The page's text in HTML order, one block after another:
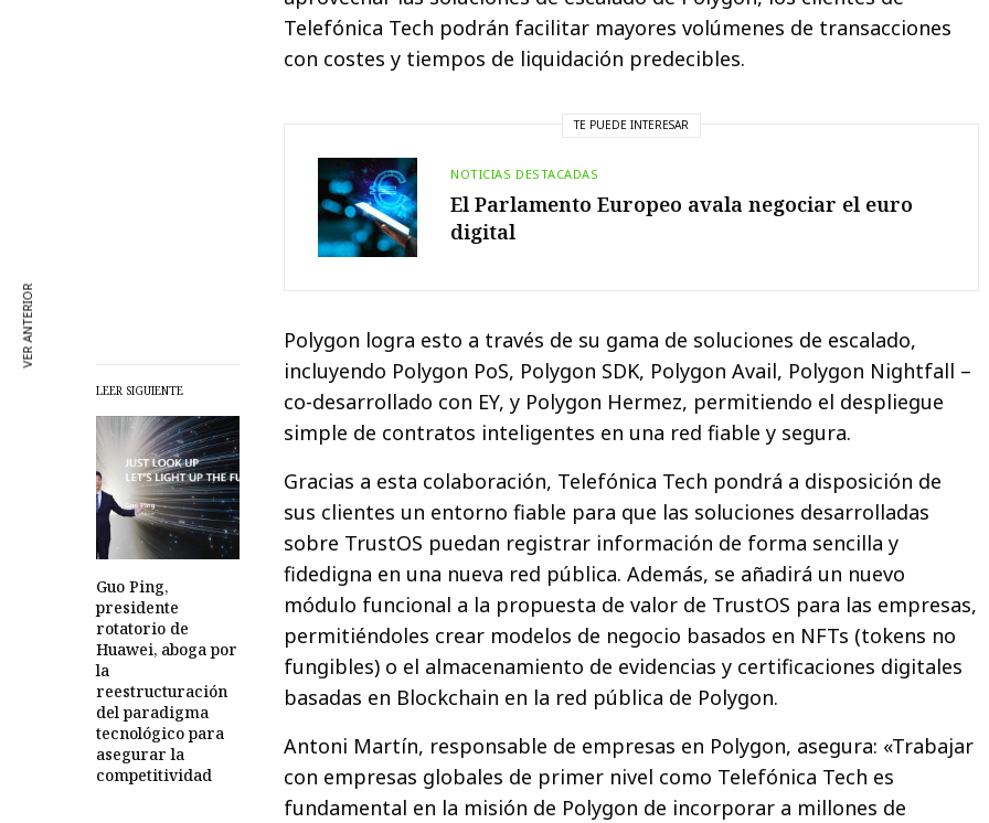
LEER SIGUIENTE
Guo Ping,
presidente
rotatorio de
Huawei, aboga por
la
reestructuración
del paradigma
tecnológico para
asegurar la
competitividad
Telefónica Tech podrán facilitar mayores volúmenes de transacciones
con costes y tiempos de liquidación predecibles.
TE PUEDE INTERESAR
NOTICIAS DESTACADAS
El Parlamento Europeo avala negociar el euro
digital
Polygon logra esto a través de su gama de soluciones de escalado,
incluyendo Polygon PoS, Polygon SDK, Polygon Avail, Polygon Nightfall –
co-desarrollado con EY, y Polygon Hermez, permitiendo el despliegue
simple de contratos inteligentes en una red fiable y segura.
Gracias a esta colaboración, Telefónica Tech pondrá a disposición de
sus clientes un entorno fiable para que las soluciones desarrolladas
sobre TrustOS puedan registrar información de forma sencilla y
fidedigna en una nueva red pública. Además, se añadirá un nuevo
módulo funcional a la propuesta de valor de TrustOS para las empresas,
permitiéndoles crear modelos de negocio basados en NFTs (tokens no
fungibles) o el almacenamiento de evidencias y certificaciones digitales
basadas en Blockchain en la red pública de Polygon.
Antoni Martín, responsable de empresas en Polygon, asegura: «Trabajar
con empresas globales de primer nivel como Telefónica Tech es
fundamental en la misión de Polygon de incorporar a millones de
VER ANTERIOR